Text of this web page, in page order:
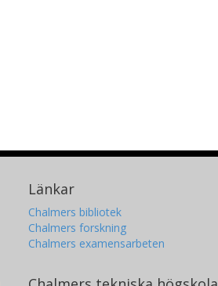
Länkar
Chalmers bibliotek
Chalmers forskning
Chalmers examensarbeten